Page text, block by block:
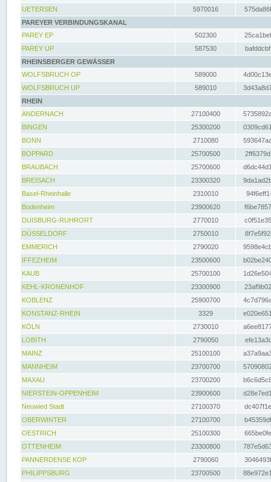
UETERSEN
5970016
PAREYER VERBINDUNGSKANAL
PAREY EP
502300
PAREY UP
587530
RHEINSBERGER GEWÄSSER
WOLFSBRUCH OP
589000
WOLFSBRUCH UP
589010
RHEIN
ANDERNACH
27100400
BINGEN
25300200
BONN
2710080
BOPPARD
25700500
BRAUBACH
25700600
BREISACH
23300320
Basel-Rheinhalle
2310010
Bodenheim
23900620
DUISBURG-RUHRORT
2770010
DÜSSELDORF
2750010
EMMERICH
2790020
IFFEZHEIM
23500600
KAUB
25700100
KEHL-KRONENHOF
23300900
KOBLENZ
25900700
KONSTANZ-RHEIN
3329
KÖLN
2730010
LOBITH
2790050
MAINZ
25100100
MANNHEIM
23700700
MAXAU
23700200
NIERSTEIN-OPPENHEIM
23900600
Neuwied Stadt
27100370
OBERWINTER
27100700
OESTRICH
25100300
OTTENHEIM
23300800
PANNERDENSE KOP
2790060
PHILIPPSBURG
23700500